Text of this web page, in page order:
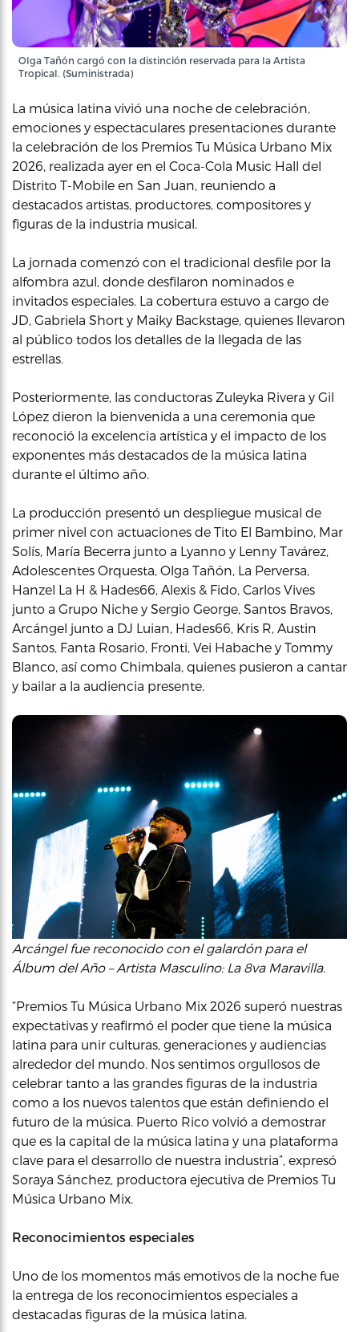
Olga Tañón cargó con la distinción reservada para la Artista
Tropical. (Suministrada)
La música latina vivió una noche de celebración,
emociones y espectaculares presentaciones durante
la celebración de los Premios Tu Música Urbano Mix
2026, realizada ayer en el Coca-Cola Music Hall del
Distrito T-Mobile en San Juan, reuniendo a
destacados artistas, productores, compositores y
figuras de la industria musical.
La jornada comenzó con el tradicional desfile por la
alfombra azul, donde desfilaron nominados e
invitados especiales. La cobertura estuvo a cargo de
JD, Gabriela Short y Maiky Backstage, quienes llevaron
al público todos los detalles de la llegada de las
estrellas.
Posteriormente, las conductoras Zuleyka Rivera y Gil
López dieron la bienvenida a una ceremonia que
reconoció la excelencia artística y el impacto de los
exponentes más destacados de la música latina
durante el último año.
La producción presentó un despliegue musical de
primer nivel con actuaciones de Tito El Bambino, Mar
Solís, María Becerra junto a Lyanno y Lenny Tavárez,
Adolescentes Orquesta, Olga Tañón, La Perversa,
Hanzel La H & Hades66, Alexis & Fido, Carlos Vives
junto a Grupo Niche y Sergio George, Santos Bravos,
Arcángel junto a DJ Luian, Hades66, Kris R, Austin
Santos, Fanta Rosario, Fronti, Vei Habache y Tommy
Blanco, así como Chimbala, quienes pusieron a cantar
y bailar a la audiencia presente.
Arcángel fue reconocido con el galardón para el
Álbum del Año – Artista Masculino: La 8va Maravilla.
“Premios Tu Música Urbano Mix 2026 superó nuestras
expectativas y reafirmó el poder que tiene la música
latina para unir culturas, generaciones y audiencias
alrededor del mundo. Nos sentimos orgullosos de
celebrar tanto a las grandes figuras de la industria
como a los nuevos talentos que están definiendo el
futuro de la música. Puerto Rico volvió a demostrar
que es la capital de la música latina y una plataforma
clave para el desarrollo de nuestra industria”, expresó
Soraya Sánchez, productora ejecutiva de Premios Tu
Música Urbano Mix.
Reconocimientos especiales
Uno de los momentos más emotivos de la noche fue
la entrega de los reconocimientos especiales a
destacadas figuras de la música latina.